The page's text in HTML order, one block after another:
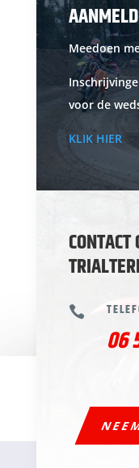
Meedoen
voor de
KLIK HIER

06